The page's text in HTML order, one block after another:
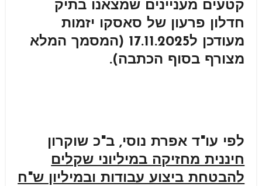
קטעים מעניינים שמצאנו בתיק
חדלון פרעון של סאסקו יזמות
מעודכן ל17.11.2025 (המסמך המלא
מצורף בסוף הכתבה).
לפי עו"ד אפרת נוסי, ב"כ שוקרון
חיננית מחזיקה במיליוני שקלים
להבטחת ביצוע עבודות ובמיליון ש"ח